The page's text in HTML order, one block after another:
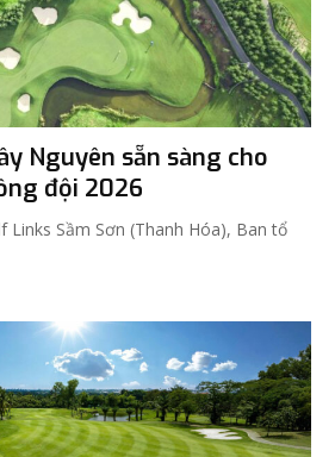
Nguyên sẵn sàng cho
đội 2026
Links Sầm Sơn (Thanh Hóa), Ban tổ